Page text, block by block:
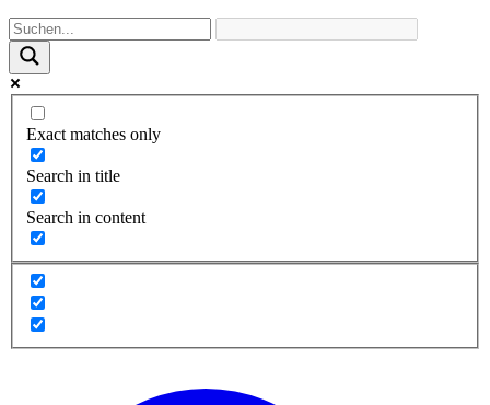
Exact matches only
Search in title
Search in content